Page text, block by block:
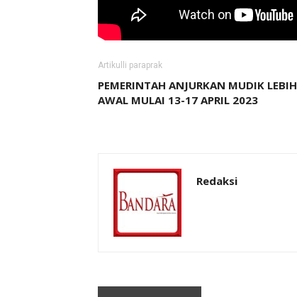
Artikulli paraprak
PEMERINTAH ANJURKAN MUDIK LEBIH
AWAL MULAI 13-17 APRIL 2023
Redaksi